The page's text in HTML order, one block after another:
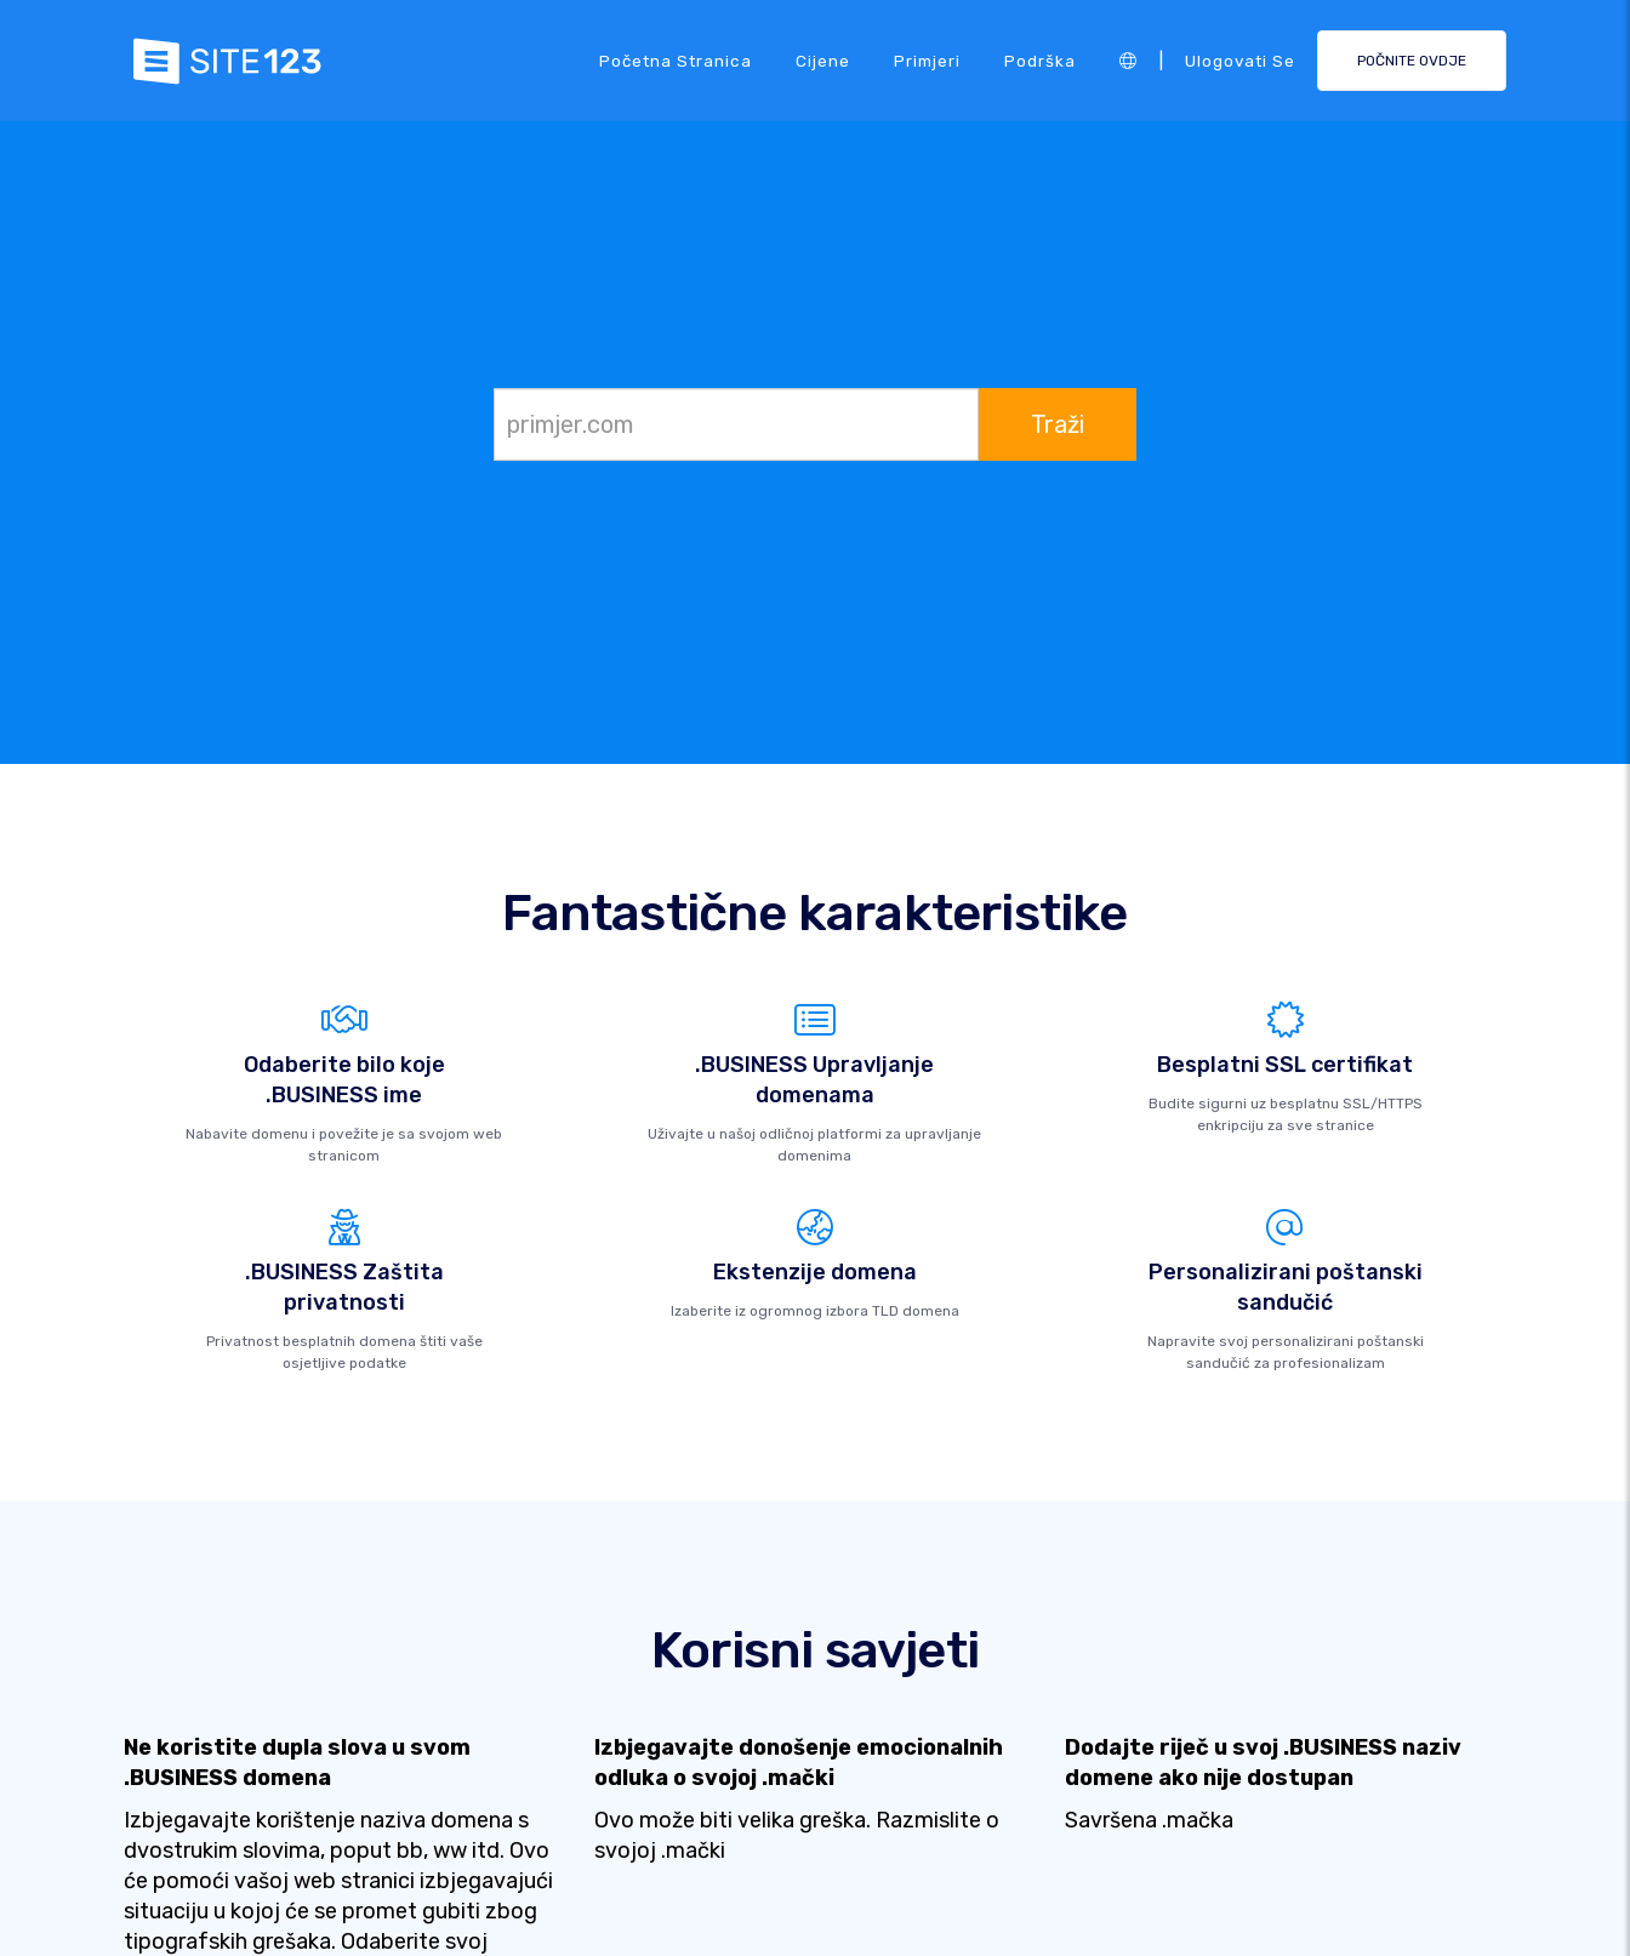
Početna Stranica Cijene Primjeri Podrška Ulogovati Se POČNITE OVDJE
Traži
Fantastične karakteristike
Odaberite bilo koje
.BUSINESS ime
Nabavite domenu i povežite je sa svojom web
stranicom
.BUSINESS Upravljanje
domenama
Uživajte u našoj odličnoj platformi za upravljanje
domenima
Besplatni SSL certifikat
Budite sigurni uz besplatnu SSL/HTTPS
enkripciju za sve stranice
.BUSINESS Zaštita
privatnosti
Privatnost besplatnih domena štiti vaše
osjetljive podatke
Ekstenzije domena
Izaberite iz ogromnog izbora TLD domena
Personalizirani poštanski
sandučić
Napravite svoj personalizirani poštanski
sandučić za profesionalizam
Korisni savjeti
Ne koristite dupla slova u svom
.BUSINESS domena
Izbjegavajte korištenje naziva domena s
dvostrukim slovima, poput bb, ww itd. Ovo
će pomoći vašoj web stranici izbjegavajući
situaciju u kojoj će se promet gubiti zbog
tipografskih grešaka. Odaberite svoj
Izbjegavajte donošenje emocionalnih
odluka o svojoj .mački
Ovo može biti velika greška. Razmislite o
svojoj .mački
Dodajte riječ u svoj .BUSINESS naziv
domene ako nije dostupan
Savršena .mačka